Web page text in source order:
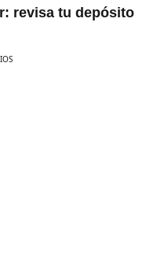
revisa tu depósito